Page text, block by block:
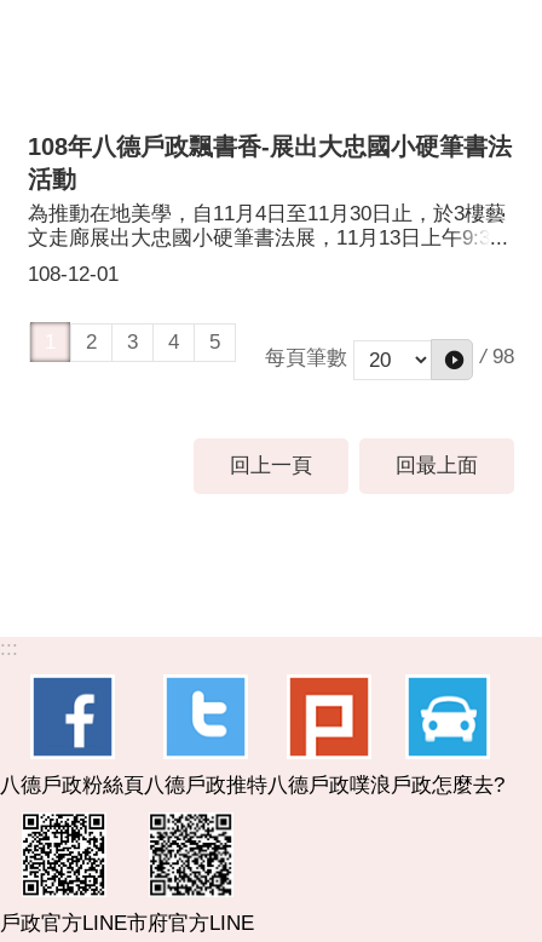
108年八德戶政飄書香-展出大忠國小硬筆書法
活動
108-12-01
為推動在地美學，自11月4日至11月30日止，於3樓藝
文走廊展出大忠國小硬筆書法展，11月13日上午9:30
邀請大忠國小師生分享硬筆書法及文創作品成果展，4
位作品得獎小學生現場沉穩自信的以硬筆書寫詩經，
已。
2 3 4 5
每頁筆數 / 98
回上一頁 回最上面
:::
八德戶政粉絲頁八德戶政推特八德戶政噗浪戶政怎麼去?
戶政官方LINE市府官方LINE